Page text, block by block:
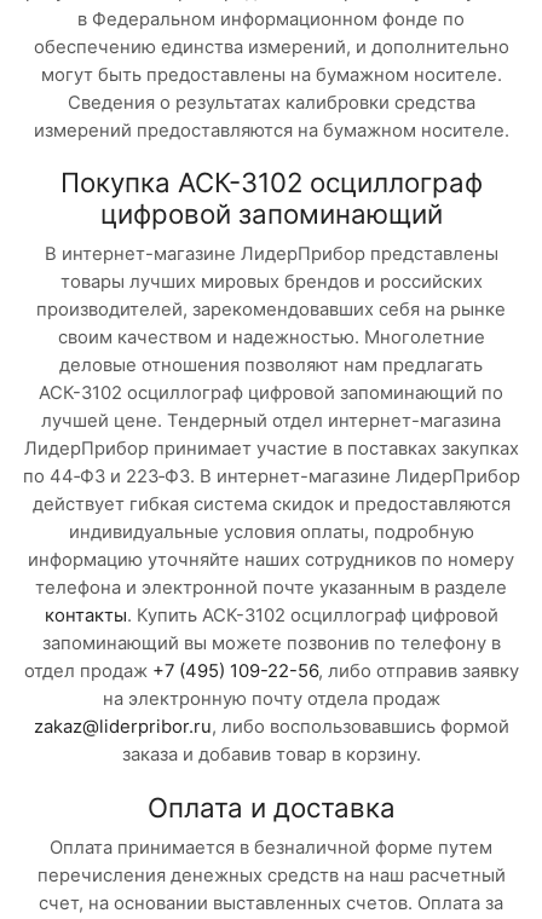
в Федеральном информационном фонде по
обеспечению единства измерений, и дополнительно
могут быть предоставлены на бумажном носителе.
Сведения о результатах калибровки средства
измерений предоставляются на бумажном носителе.
Покупка АСК-3102 осциллограф
цифровой запоминающий
В интернет-магазине ЛидерПрибор представлены
товары лучших мировых брендов и российских
производителей, зарекомендовавших себя на рынке
своим качеством и надежностью. Многолетние
деловые отношения позволяют нам предлагать
АСК-3102 осциллограф цифровой запоминающий по
лучшей цене. Тендерный отдел интернет-магазина
ЛидерПрибор принимает участие в поставках закупках
по 44‑ФЗ и 223‑ФЗ. В интернет-магазине ЛидерПрибор
действует гибкая система скидок и предоставляются
индивидуальные условия оплаты, подробную
информацию уточняйте наших сотрудников по номеру
телефона и электронной почте указанным в разделе
контакты. Купить АСК-3102 осциллограф цифровой
запоминающий вы можете позвонив по телефону в
отдел продаж +7 (495) 109-22-56, либо отправив заявку
на электронную почту отдела продаж
zakaz@liderpribor.ru, либо воспользовавшись формой
заказа и добавив товар в корзину.
Оплата и доставка
Оплата принимается в безналичной форме путем
перечисления денежных средств на наш расчетный
счет, на основании выставленных счетов. Оплата за